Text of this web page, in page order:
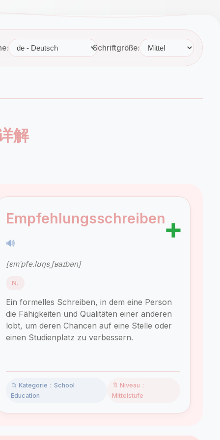
Schriftgröße:
解
Empfehlungsschreiben
🔊
➕
[ɛmˈpfeːlʊŋsˌʃʁaɪbən]
N.
Ein formelles Schreiben, in dem eine Person
die Fähigkeiten und Qualitäten einer anderen
lobt, um deren Chancen auf eine Stelle oder
einen Studienplatz zu verbessern.
📁 Kategorie：School
Education
🔖 Niveau：
Mittelstufe